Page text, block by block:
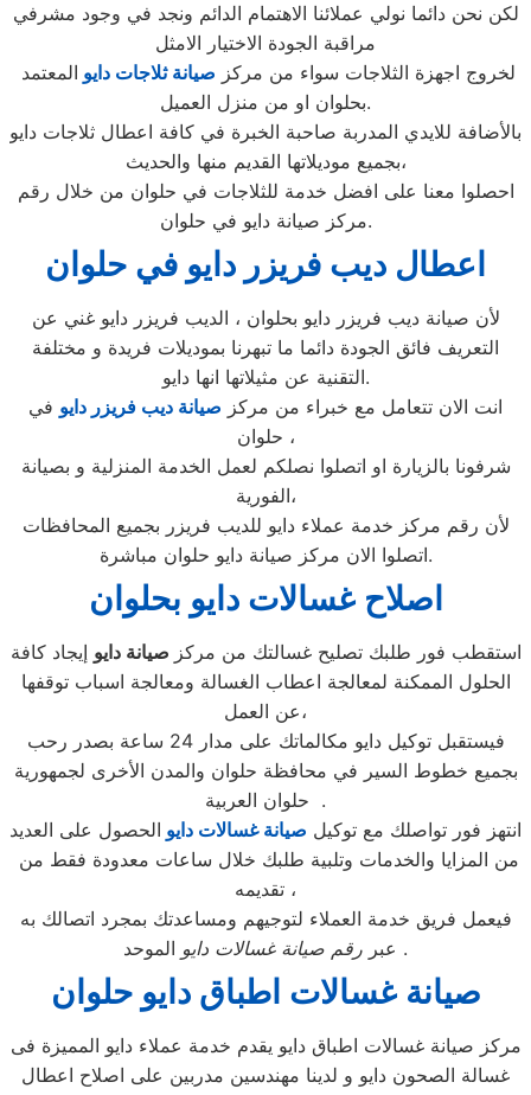
لكن نحن دائما نولي عملائنا الاهتمام الدائم ونجد في وجود مشرفي
مراقبة الجودة الاختيار الامثل
لخروج اجهزة الثلاجات سواء من مركز صيانة ثلاجات دايو المعتمد
بحلوان او من منزل العميل.
بالأضافة للايدي المدربة صاحبة الخبرة في كافة اعطال ثلاجات دايو
بجميع موديلاتها القديم منها والحديث،
احصلوا معنا على افضل خدمة للثلاجات في حلوان من خلال رقم
مركز صيانة دايو في حلوان.
اعطال ديب فريزر دايو في حلوان
لأن صيانة ديب فريزر دايو بحلوان ، الديب فريزر دايو غني عن
التعريف فائق الجودة دائما ما تبهرنا بموديلات فريدة و مختلفة
التقنية عن مثيلاتها انها دايو.
انت الان تتعامل مع خبراء من مركز صيانة ديب فريزر دايو في
حلوان ،
شرفونا بالزيارة او اتصلوا نصلكم لعمل الخدمة المنزلية و بصيانة
الفورية،
لأن رقم مركز خدمة عملاء دايو للديب فريزر بجميع المحافظات
اتصلوا الان مركز صيانة دايو حلوان مباشرة.
اصلاح غسالات دايو بحلوان
استقطب فور طلبك تصليح غسالتك من مركز صيانة دايو إيجاد كافة
الحلول الممكنة لمعالجة اعطاب الغسالة ومعالجة اسباب توقفها
عن العمل،
فيستقبل توكيل دايو مكالماتك على مدار 24 ساعة بصدر رحب
بجميع خطوط السير في محافظة حلوان والمدن الأخرى لجمهورية
حلوان العربية .
انتهز فور تواصلك مع توكيل صيانة غسالات دايو الحصول على العديد
تقديمه ،
فيعمل فريق خدمة العملاء لتوجيهم ومساعدتك بمجرد اتصالك به
عبر رقم صيانة غسالات دايو الموحد .
صيانة غسالات اطباق دايو حلوان
مركز صيانة غسالات اطباق دايو يقدم خدمة عملاء دايو المميزة فى
غسالة الصحون دايو و لدينا مهندسين مدربين على اصلاح اعطال